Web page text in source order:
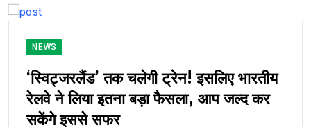
NEWS
‘स्विट्जरलैंड’ तक चलेगी ट्रेन! इसलिए भारतीय
रेलवे ने लिया इतना बड़ा फैसला, आप जल्‍द कर
सकेंगे इससे सफर